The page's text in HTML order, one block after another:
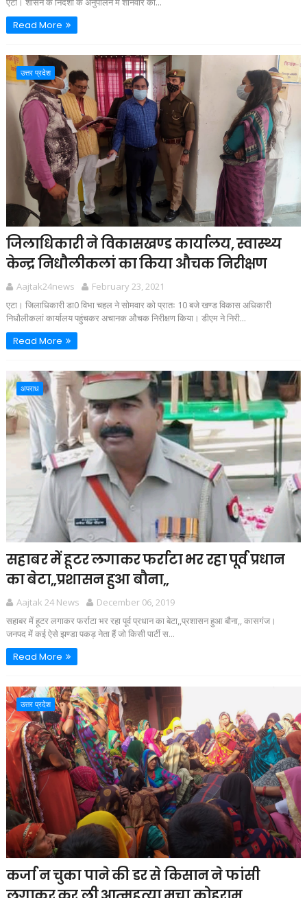
Read More
उत्तर प्रदेश
जिलाधिकारी ने विकासखण्ड कार्यालय, स्वास्थ्य
केन्द्र निधौलीकलां का किया औचक निरीक्षण
Aajtak24news
February 23, 2021
एटा। जिलाधिकारी डा0 विभा चहल ने सोमवार को प्रातः 10 बजे खण्ड विकास अधिकारी
निधौलीकलां कार्यालय पहुंचकर अचानक औचक निरीक्षण किया। डीएम ने निरी...
Read More
अपराध
सहाबर में हूटर लगाकर फर्राटा भर रहा पूर्व प्रधान
का बेटा,,प्रशासन हुआ बौना,,
Aajtak 24 News
December 06, 2019
सहाबर में हूटर लगाकर फर्राटा भर रहा पूर्व प्रधान का बेटा,,प्रशासन हुआ बौना,, कासगंज।
जनपद में कई ऐसे झण्डा पकड़ नेता हैं जो किसी पार्टी स...
Read More
उत्तर प्रदेश
कर्जा न चुका पाने की डर से किसान ने फांसी